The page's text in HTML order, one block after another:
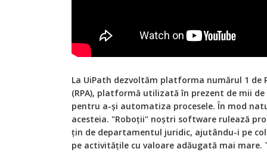
La UiPath dezvoltăm platforma numărul 1 de
(RPA), platformă utilizată în prezent de mii
pentru a-și automatiza procesele. În mod
acesteia. "Roboții" noștri software rulează
țin de departamentul juridic, ajutându-i pe
pe activitățile cu valoare adăugată mai